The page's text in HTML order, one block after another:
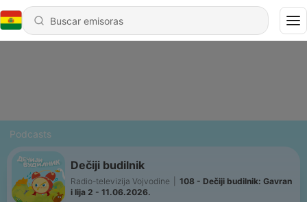
Podcasts
Dečiji budilnik
Radio-televizija Vojvodine
108 - Dečiji budilnik: Gavran
i lija 2 - 11.06.2026.